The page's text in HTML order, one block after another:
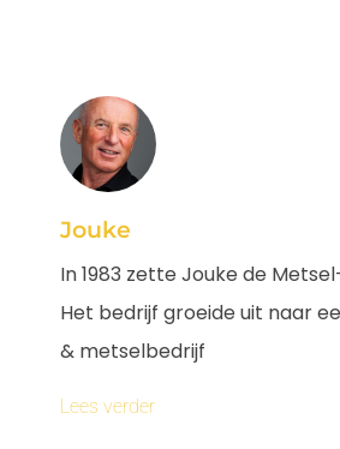
Jouke
In 1983 zette Jouke de
Het bedrijf groeide uit naar
& metselbedrijf
Lees verder